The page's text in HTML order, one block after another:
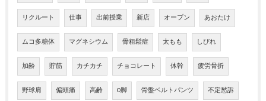
リクルート 仕事 出前授業 新店 オープン あおたけ
ムコ多糖体 マグネシウム 骨粗鬆症 太もも しびれ
加齢 貯筋 カチカチ チョコレート 体幹 疲労骨折
野球肩 偏頭痛 高齢 O脚 骨盤ベルトパンツ 不定愁訴